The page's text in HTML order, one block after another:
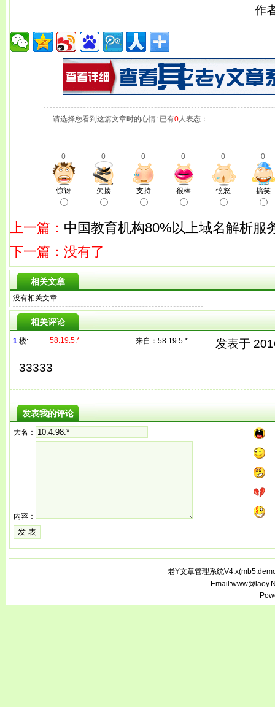
作
请选择您看到这篇文章时的心情: 已有0人表态：
0 0 0 0 0 0
惊讶 欠揍 支持 很棒 愤怒 搞笑
上一篇： 中国教育机构80%以上域名解析服
下一篇：没有了
相关文章
没有相关文章
相关评论
1 楼: 58.19.5.* 来自： 58.19.5.*
发表于
33333
发表我的评论
大名：
内容：
老Y文章管理系统V4.x(